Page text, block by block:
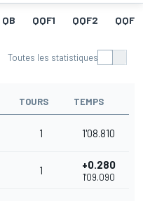
QB QQF1 QQF2 QQF3
Toutes les statistiques
TOURS TEMPS
1 1'08.810
1 +0.280
1'09.090